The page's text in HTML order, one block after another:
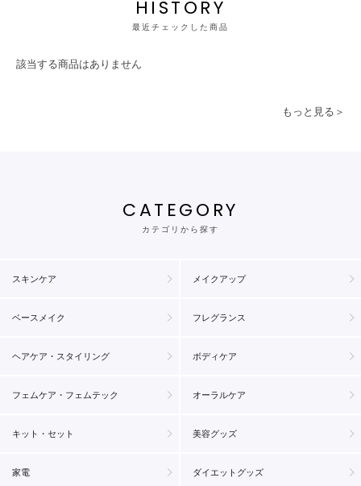
HISTORY
最近チェックした商品
該当する商品はありません
もっと見る＞
CATEGORY
カテゴリから探す
スキンケア メイクアップ
ベースメイク フレグランス
ヘアケア・スタイリング ボディケア
フェムケア・フェムテック オーラルケア
キット・セット 美容グッズ
家電 ダイエットグッズ